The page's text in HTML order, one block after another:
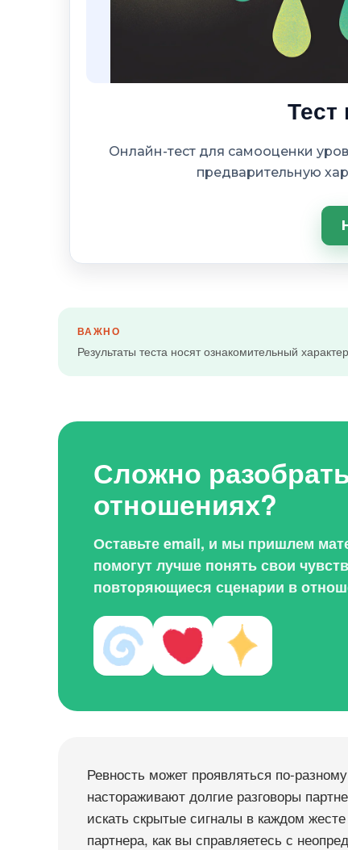
Тест
Онлайн-тест для самооценки
предварительную
ВАЖНО
Результаты теста носят ознакомительный
Сложно
отношениях?
Оставьте email, и мы пришлем
помогут лучше понять свои
повторяющиеся сценарии в
Ревность может проявляться по-
настораживают долгие разговоры
искать скрытые сигналы в каждом
партнера, как вы справляетесь с